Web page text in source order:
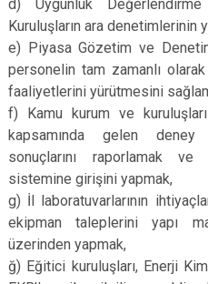
d) Uygunluk Değerlendirme
Kuruluşların ara
e) Piyasa Gözetim ve
personelin tam zamanlı
faaliyetlerini yürütmesini
f) Kamu kurum ve
kapsamında gelen deney
sonuçlarını raporlamak
sistemine girişini yapmak,
g) İl laboratuvarlarının
ekipman taleplerini yapı
üzerinden yapmak,
ğ) Eğitici kuruluşları, Enerji